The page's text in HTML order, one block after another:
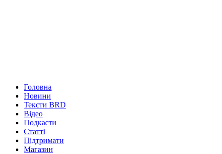
Головна
Новини
Тексти BRD
Відео
Подкасти
Статті
Підтримати
Магазин